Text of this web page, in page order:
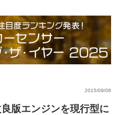
2015/09/08
版エンジンを現行型に